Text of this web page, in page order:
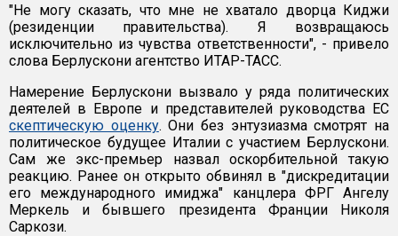
"Не могу сказать, что мне не хватало дворца Киджи
(резиденции правительства). Я возвращаюсь
исключительно из чувства ответственности", - привело
слова Берлускони агентство ИТАР-ТАСС.
Намерение Берлускони вызвало у ряда политических
деятелей в Европе и представителей руководства ЕС
скептическую оценку. Они без энтузиазма смотрят на
политическое будущее Италии с участием Берлускони.
Сам же экс-премьер назвал оскорбительной такую
реакцию. Ранее он открыто обвинял в "дискредитации
его международного имиджа" канцлера ФРГ Ангелу
Меркель и бывшего президента Франции Николя
Саркози.